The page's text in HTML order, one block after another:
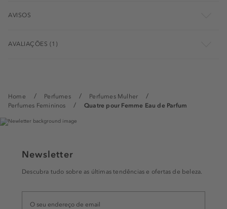
Home Perfumes
Perfumes Mulher
Perfumes Femininos
Quatre pour Femme Eau de Parfum
AVISOS
AVALIAÇÕES (1)
Newsletter
Descubra tudo sobre as últimas tendências e ofertas de beleza.